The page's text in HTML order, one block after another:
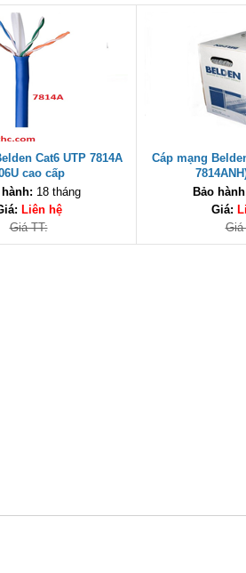
Cat6 UTP 7814A
cao cấp
hành: 18 tháng
Liên hệ
Giá TT:
Cáp mạng
Bảo
Giá:
Giá